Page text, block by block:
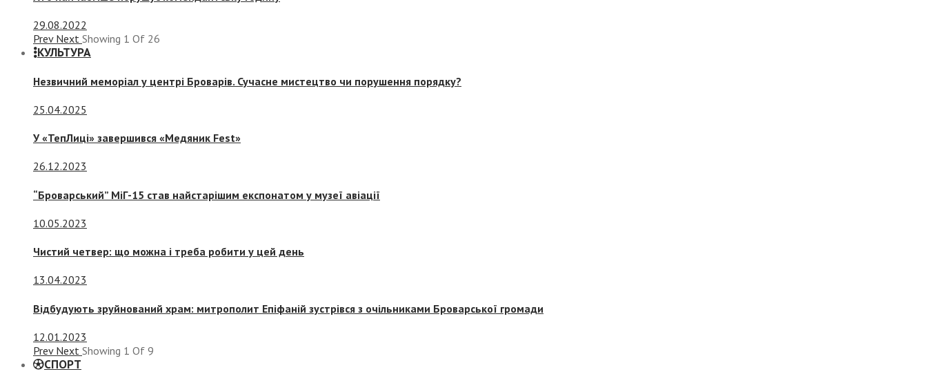
29.08.2022
Prev Next Showing 1 Of 26
КУЛЬТУРА
Незвичний меморіал у центрі Броварів. Сучасне мистецтво чи порушення порядку?
25.04.2025
У «ТепЛиці» завершився «Медяник Fest»
26.12.2023
“Броварський” МіГ-15 став найстарішим експонатом у музеї авіації
10.05.2023
Чистий четвер: що можна і треба робити у цей день
13.04.2023
Відбудують зруйнований храм: митрополит Епіфаній зустрівся з очільниками Броварської громади
12.01.2023
Prev Next Showing 1 Of 9
СПОРТ